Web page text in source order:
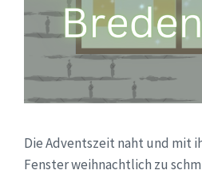
Die Adventszeit naht und mit
Fenster weihnachtlich zu